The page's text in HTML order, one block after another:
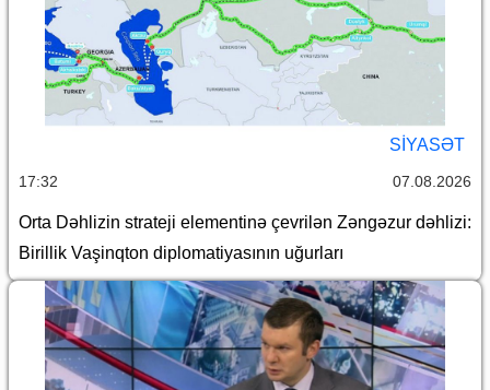
SİYASƏT
17:32 07.08.2026
Orta Dəhlizin strateji elementinə çevrilən Zəngəzur dəhlizi:
Birillik Vaşinqton diplomatiyasının uğurları